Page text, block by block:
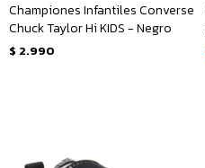
Championes Infantiles Converse
Chuck Taylor Hi KIDS - Negro
$ 2.990